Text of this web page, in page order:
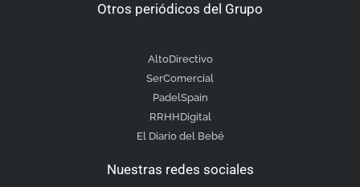
Otros periódicos del Grupo
AltoDirectivo
SerComercial
PadelSpain
RRHHDigital
El Diario del Bebé
Nuestras redes sociales